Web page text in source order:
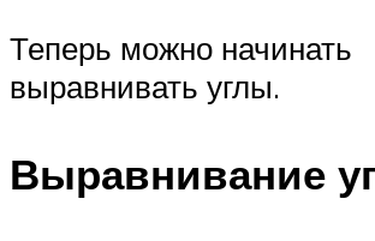
Теперь можно начинать
выравнивать углы.
Выравнивание